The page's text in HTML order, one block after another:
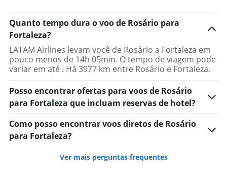
Quanto tempo dura o voo de Rosário para
Fortaleza?
LATAM Airlines levam você de Rosário a Fortaleza em
pouco menos de 14h 05min. O tempo de viagem pode
variar em até . Há 3977 km entre Rosário e Fortaleza.
Posso encontrar ofertas para voos de Rosário
para Fortaleza que incluam reservas de hotel?
Como posso encontrar voos diretos de Rosário
para Fortaleza?
Ver mais perguntas frequentes